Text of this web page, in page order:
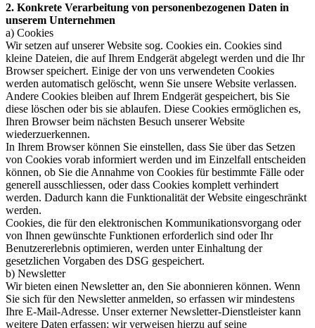
2. Konkrete Verarbeitung von personenbezogenen Daten in
unserem Unternehmen
a) Cookies
Wir setzen auf unserer Website sog. Cookies ein. Cookies sind
kleine Dateien, die auf Ihrem Endgerät abgelegt werden und die Ihr
Browser speichert. Einige der von uns verwendeten Cookies
werden automatisch gelöscht, wenn Sie unsere Website verlassen.
Andere Cookies bleiben auf Ihrem Endgerät gespeichert, bis Sie
diese löschen oder bis sie ablaufen. Diese Cookies ermöglichen es,
Ihren Browser beim nächsten Besuch unserer Website
wiederzuerkennen.
In Ihrem Browser können Sie einstellen, dass Sie über das Setzen
von Cookies vorab informiert werden und im Einzelfall entscheiden
können, ob Sie die Annahme von Cookies für bestimmte Fälle oder
generell ausschliessen, oder dass Cookies komplett verhindert
werden. Dadurch kann die Funktionalität der Website eingeschränkt
werden.
Cookies, die für den elektronischen Kommunikationsvorgang oder
von Ihnen gewünschte Funktionen erforderlich sind oder Ihr
Benutzererlebnis optimieren, werden unter Einhaltung der
gesetzlichen Vorgaben des DSG gespeichert.
b) Newsletter
Wir bieten einen Newsletter an, den Sie abonnieren können. Wenn
Sie sich für den Newsletter anmelden, so erfassen wir mindestens
Ihre E-Mail-Adresse. Unser externer Newsletter-Dienstleister kann
weitere Daten erfassen; wir verweisen hierzu auf seine